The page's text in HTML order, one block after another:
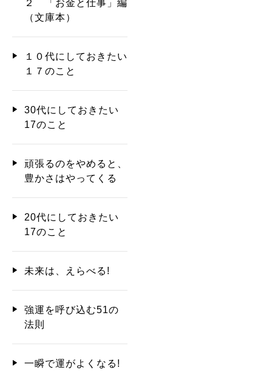
２ 「お金と仕事」編
（文庫本）
１０代にしておきたい
１７のこと
30代にしておきたい
17のこと
頑張るのをやめると、
豊かさはやってくる
20代にしておきたい
17のこと
未来は、えらべる!
強運を呼び込む51の
法則
一瞬で運がよくなる!